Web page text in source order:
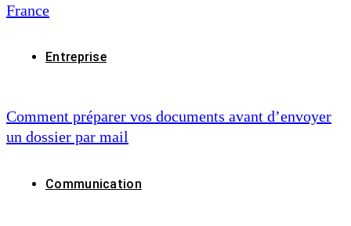
France
Entreprise
Comment préparer vos documents avant d’envoyer
un dossier par mail
Communication